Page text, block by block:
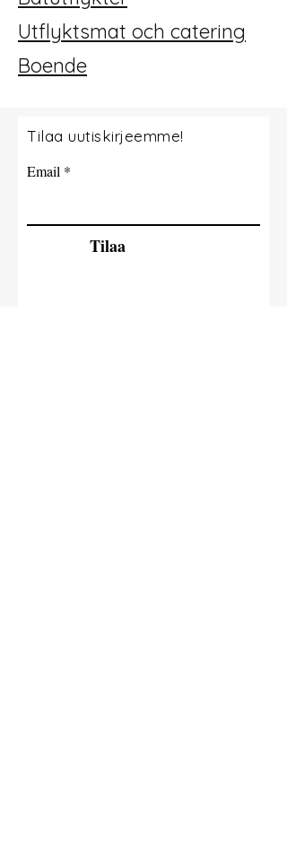
Utflyktsmat och catering
Boende
Tilaa uutiskirjeemme!
Email
Tilaa